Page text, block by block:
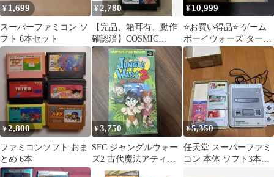
¥ 1,699
スーパーファミコン ソ
フト 6本セット
¥2,780
【完品、箱耳有、動作
確認済】COSMIC
WARS ファミコンソフ
¥ 10,999
⭐️お買い得品⭐️ ゲーム
ボーイウォーズ ターボ
2 3 セット 動作確認
¥2,800
ファミコンソフト おま
とめ 6本
¥3,750
SFC ジャングルウォー
ズ2 古代魔法アティモ
スの謎 SUPER
¥5,350
任天堂 スーパーファミ
コン 本体 ソフト3本付